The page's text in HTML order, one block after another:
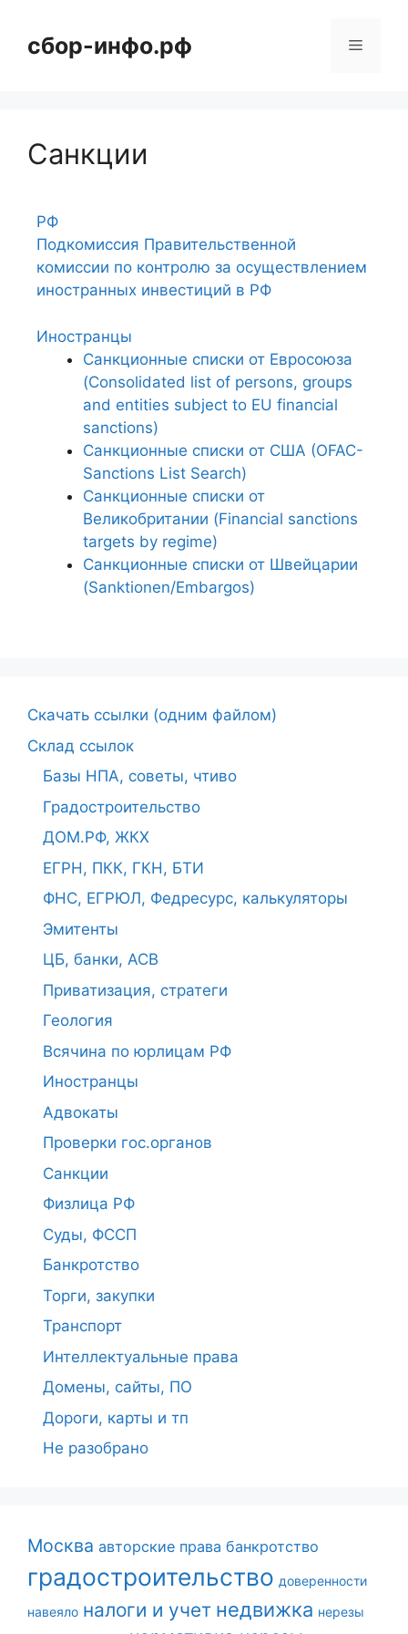
сбор-инфо.рф
Санкции
РФ
Подкомиссия Правительственной
комиссии по контролю за осуществлением
иностранных инвестиций в РФ
Иностранцы
Санкционные списки от Евросоюза
(Consolidated list of persons, groups
and entities subject to EU financial
sanctions)
Санкционные списки от США (OFAC-
Sanctions List Search)
Санкционные списки от
Великобритании (Financial sanctions
targets by regime)
Санкционные списки от Швейцарии
(Sanktionen/Embargos)
Cкачать ссылки (одним файлом)
Склад ссылок
Базы НПА, советы, чтиво
Градостроительство
ДОМ.РФ, ЖКХ
ЕГРН, ПКК, ГКН, БТИ
ФНС, ЕГРЮЛ, Федресурс, калькуляторы
Эмитенты
ЦБ, банки, АСВ
Приватизация, стратеги
Геология
Всячина по юрлицам РФ
Иностранцы
Адвокаты
Проверки гос.органов
Санкции
Физлица РФ
Суды, ФССП
Банкротство
Торги, закупки
Транспорт
Интеллектуальные права
Домены, сайты, ПО
Дороги, карты и тп
Не разобрано
Москва авторские права банкротство
градостроительство доверенности
навеяло налоги и учет недвижка нерезы